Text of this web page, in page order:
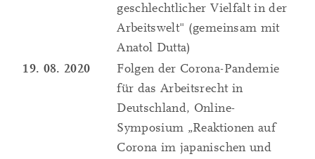
geschlechtlicher Vielfalt in der
Arbeitswelt" (gemeinsam mit
Anatol Dutta)
19. 08. 2020
Folgen der Corona-Pandemie
für das Arbeitsrecht in
Deutschland, Online-
Symposium „Reaktionen auf
Corona im japanischen und